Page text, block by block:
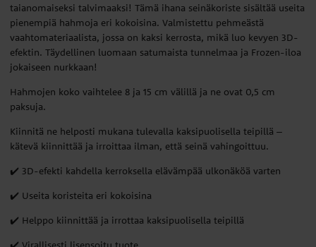
taianomaiseksi talvimaaksi! Tämä ihana seinäkoriste sisältää useita
pienempiä hahmoja eri kokoisina. Valmistettu pehmeästä
vaahtomateriaalista, jossa on kaksi kerrosta, mikä luo kevyen 3D-
efektin. Täydellinen luomaan satumaista tunnelmaa ja Frozen-iloa
jokaiseen nurkkaan!
Hahmojen koko vaihtelee 8 ja 15 cm välillä ja ne ovat 0,5 cm
paksuja.
Kiinnitä ne helposti mukana tulevalla kaksipuolisella teipillä –
kätevä kiinnittää ja irroittaa ilman, että seinä vahingoittuu.
✔️ 3D-efekti kahdella kerroksella elävämpää ulkonäköä varten
✔️ Useita koristeita eri kokoisina
✔️ Helppo kiinnittää ja irrottaa kaksipuolisella teipillä